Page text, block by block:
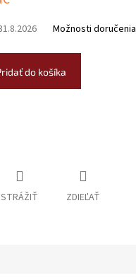
Možnosti doručenia
do košíka
STRÁŽIŤ ZDIEĽAŤ